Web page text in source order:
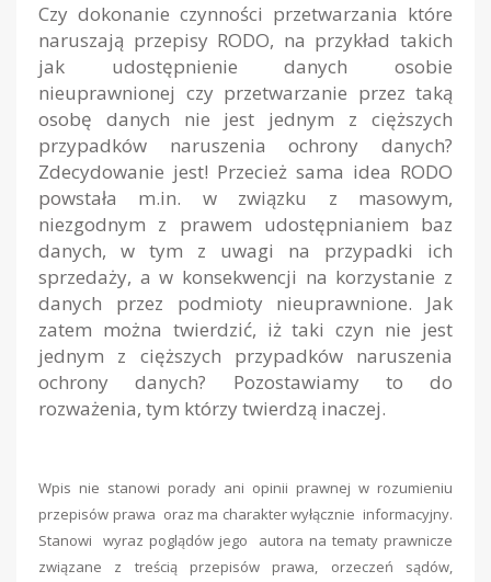
Czy dokonanie czynności przetwarzania które
naruszają przepisy RODO, na przykład takich
jak udostępnienie danych osobie
nieuprawnionej czy przetwarzanie przez taką
osobę danych nie jest jednym z cięższych
przypadków naruszenia ochrony danych?
Zdecydowanie jest! Przecież sama idea RODO
powstała m.in. w związku z masowym,
niezgodnym z prawem udostępnianiem baz
danych, w tym z uwagi na przypadki ich
sprzedaży, a w konsekwencji na korzystanie z
danych przez podmioty nieuprawnione. Jak
zatem można twierdzić, iż taki czyn nie jest
jednym z cięższych przypadków naruszenia
ochrony danych? Pozostawiamy to do
rozważenia, tym którzy twierdzą inaczej.
Wpis nie stanowi porady ani opinii prawnej w rozumieniu
przepisów prawa oraz ma charakter wyłącznie informacyjny.
Stanowi wyraz poglądów jego autora na tematy prawnicze
związane z treścią przepisów prawa, orzeczeń sądów,